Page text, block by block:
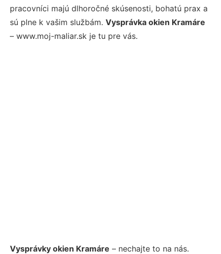
pracovníci majú dlhoročné skúsenosti, bohatú prax a
sú plne k vašim službám. Vysprávka okien Kramáre
– www.moj-maliar.sk je tu pre vás.
Vysprávky okien Kramáre – nechajte to na nás.